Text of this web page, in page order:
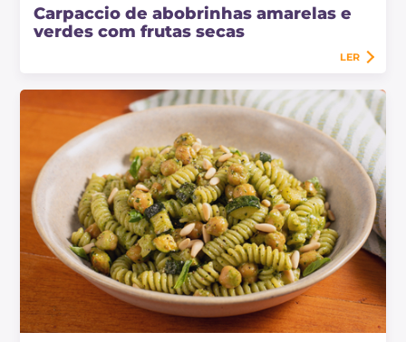
Carpaccio de abobrinhas amarelas e
verdes com frutas secas
LER